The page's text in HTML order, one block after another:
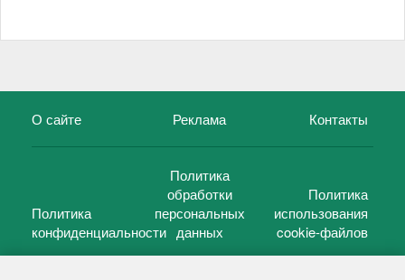
О сайте Реклама Контакты
Политика
конфиденциальности
Политика
обработки
персональных
данных
Политика
использования
cookie-файлов